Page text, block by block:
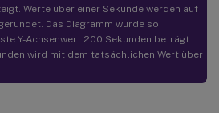
Werte über einer Sekunde werden auf
Das Diagramm wurde so
Y-Achsenwert 200 Sekunden beträgt.
wird mit dem tatsächlichen Wert über